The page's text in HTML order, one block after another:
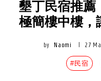
墾丁民宿推薦
極簡樓中樓，
by Naomi 27
#民宿